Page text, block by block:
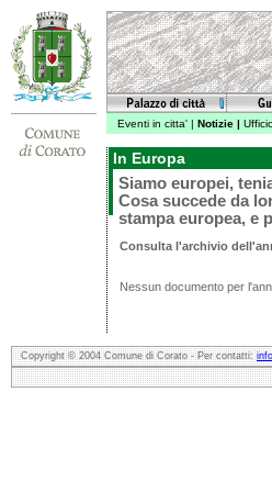
Eventi in citta' | Notizie |
In Europa
Siamo europei,
Cosa succede da
stampa europea, e
Consulta l'archivio
Nessun documento per
Copyright © 2004 Comune di Corato - Per contatti:info